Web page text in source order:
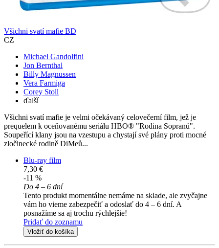
Všichni svatí mafie BD
CZ
Michael Gandolfini
Jon Bernthal
Billy Magnussen
Vera Farmiga
Corey Stoll
ďalší
Všichni svatí mafie je velmi očekávaný celovečerní film, jež je
prequelem k oceňovanému seriálu HBO® "Rodina Sopranů".
Soupeřící klany jsou na vzestupu a chystají své plány proti mocné
zločinecké rodině DiMeů...
Blu-ray film
7,30 €
-11 %
Do 4 – 6 dní
Tento produkt momentálne nemáme na sklade, ale zvyčajne
vám ho vieme zabezpečiť a odoslať do 4 – 6 dní. A
posnažíme sa aj trochu rýchlejšie!
Pridať do zoznamu
Vložiť do košíka